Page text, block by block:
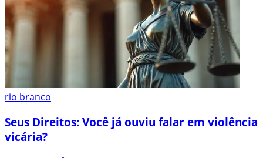
rio branco
Seus Direitos: Você já ouviu falar em violência
vicária?